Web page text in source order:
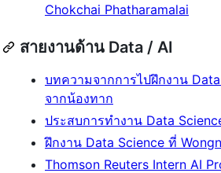
Chokchai Phatharamalai
สายงานด้าน Data / AI
บทความจากการไปฝึกงาน
จากน้องทาก
ประสบการทำงาน Data
ฝึกงาน Data Science ที่
Thomson Reuters Intern AI